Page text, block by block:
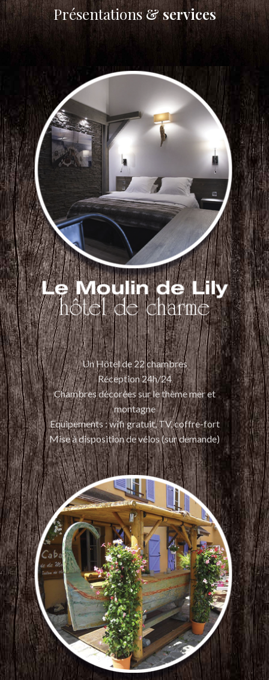
Présentations& services
Un Hôtel de 22 chambres
Réception 24h/24
Chambres décorées sur le thème mer et
montagne
Equipements : wifi gratuit, TV, coffre-fort
Mise à disposition de vélos (sur demande)